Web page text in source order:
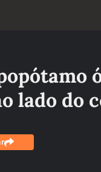
lado do